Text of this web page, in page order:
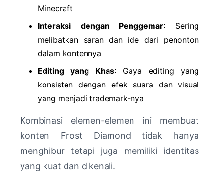
Minecraft
Interaksi dengan Penggemar: Sering
melibatkan saran dan ide dari penonton
dalam kontennya
Editing yang Khas: Gaya editing yang
konsisten dengan efek suara dan visual
yang menjadi trademark-nya
Kombinasi elemen-elemen ini membuat
konten Frost Diamond tidak hanya
menghibur tetapi juga memiliki identitas
yang kuat dan dikenali.